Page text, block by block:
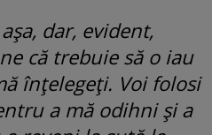
dar, evident,
că trebuie să o iau
înțelegeți. Voi folosi
a mă odihni și a